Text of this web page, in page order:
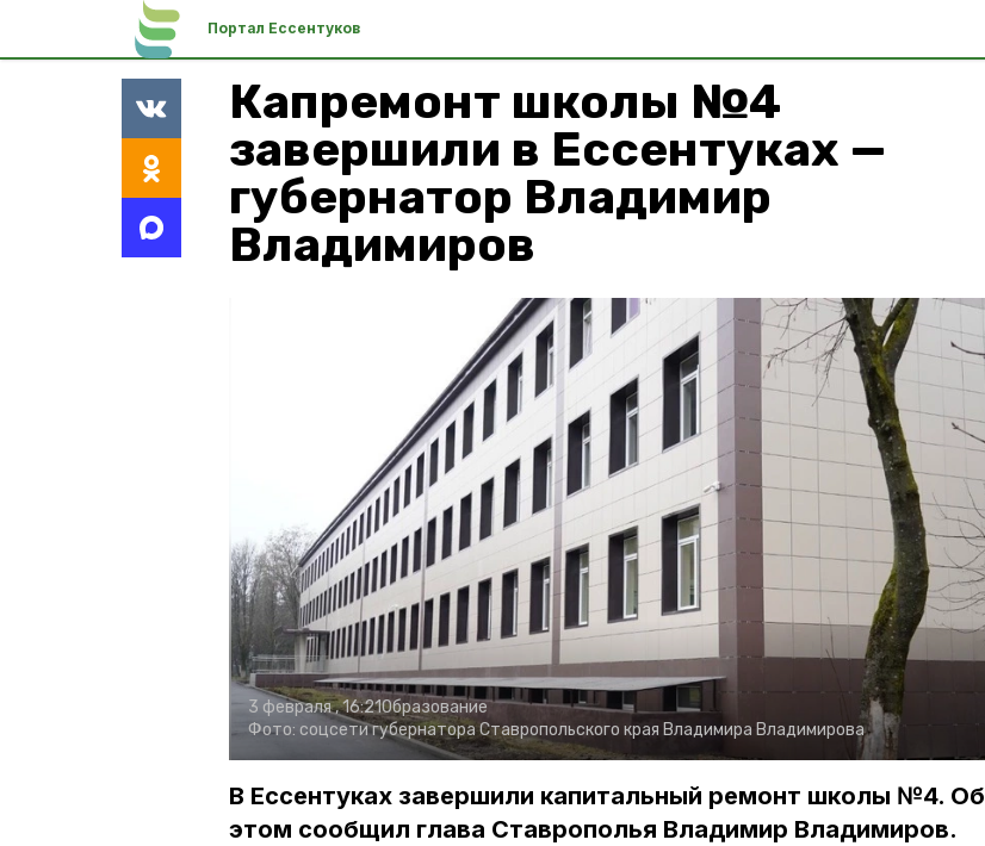
Портал Ессентуков
Капремонт школы №4
завершили в Ессентуках —
губернатор Владимир
Владимиров
3 февраля , 16:21Образование
Фото: соцсети губернатора Ставропольского края Владимира Владимирова
В Ессентуках завершили капитальный ремонт школы №4. Об
этом сообщил глава Ставрополья Владимир Владимиров.